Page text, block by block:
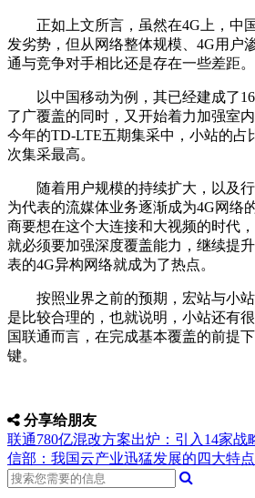
正如上文所言，虽然在4G上，中
发劣势，但从网络整体规模、4G用户
通与竞争对手相比还是存在一些差距。
以中国移动为例，其已经建成了
了广覆盖的同时，又开始着力加强室
今年的TD-LTE五期集采中，小站的占
次集采最高。
随着用户规模的持续扩大，以及
为代表的流媒体业务逐渐成为4G网络
商要想在这个大连接和大视频的时代
就必须要加强深度覆盖能力，继续提
表的4G异构网络就成为了热点。
按照业界之前的预期，宏站与小
是比较合理的，也就说明，小站还有
国联通而言，在完成基本覆盖的前提
键。
分享给朋友
联通780亿混改方案出炉：引入14家战
信部：我国云产业迅猛发展的四大特